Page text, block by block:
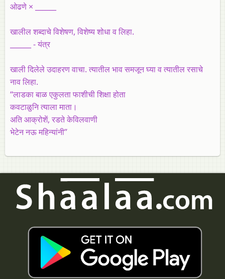
ओढणे × ______
खालील शब्दाचे विशेषण, विशेष्य शोधा व लिहा.
______ - यंत्र
खाली दिलेले उदाहरण वाचा. त्यातील भाव समजून घ्या व त्यातील रसाचे
नाव लिहा.
‘‘लाडका बाळ एकुलता फाशीची शिक्षा होता
कवटाळुनि त्याला माता।
अति आक्रोशें, रडते केविलवाणी
भेटेन नऊ महिन्यांनी’’